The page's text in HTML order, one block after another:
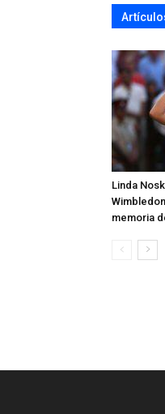
Linda
memoria